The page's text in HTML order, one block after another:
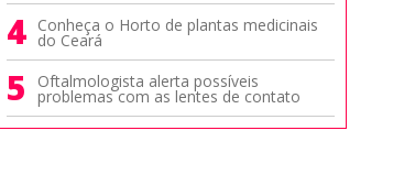
4 Conheça o Horto de plantas medicinais
do Ceará
5 Oftalmologista alerta possíveis
problemas com as lentes de contato